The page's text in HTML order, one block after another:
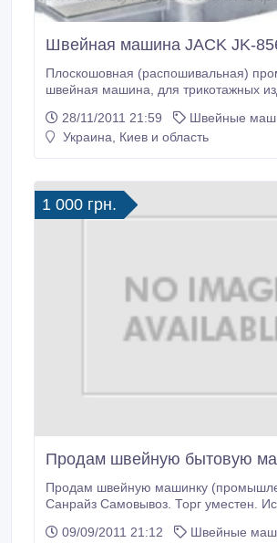
Швейная машина JACK JK-
Плоскошовная (распошивальная)
швейная машина, для трикотажных изделий.
швах хорошего натяжения и в мягких
посредством изменений в
застилом, расстояние между иглами – 5, 6 (6, 4) мм,
28/11/2011 21:59
Швейные
Украина, Киев и область
1 000 грн.
Продам швейную бытовую
Продам швейную машинку
Санрайз Самовывоз. Торг уместен.
09/09/2011 21:12
Швейные